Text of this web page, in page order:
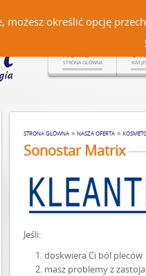
HOME
STRONA GŁÓWNA
O
KIM
STRONA GŁÓWNA » NASZA OFERTA »
Sonostar Matrix
Jeśli:
doskwiera Ci ból pleców
masz problemy z
możesz określić opcję